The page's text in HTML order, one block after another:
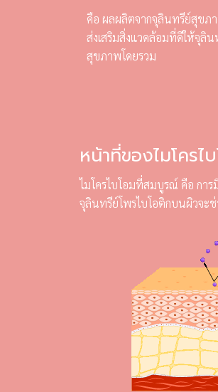
คือ ผลผลิตจากจุลินทรีย์สุขภ
ส่งเสริมสิ่งแวดล้อมที่ดีให้จุลิ
สุขภาพโดยรวม
หน้าที่ของไมโคร
ไมโครไบโอมที่สมบูรณ์ คือ กา
จุลินทรีย์โพรไบโอติกบนผิวจะช่